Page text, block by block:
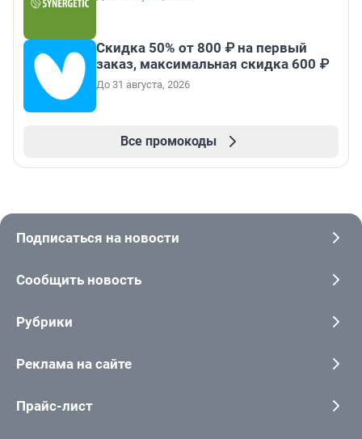
Скидка 50% от 800 ₽ на первый
заказ, максимальная скидка 600 ₽
До 31 августа, 2026
Все промокоды
Подписаться на новости
Сообщить новость
Рубрики
Реклама на сайте
Прайс-лист